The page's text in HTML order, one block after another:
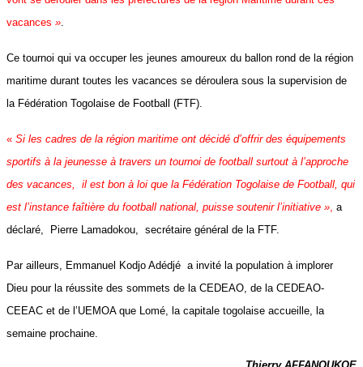
vacances »
Ce tournoi qui va occuper les jeunes amoureux du ballon rond de la région
maritime durant toutes les vacances se déroulera sous la supervision de
la Fédération Togolaise de Football (FTF).
« Si les cadres de la région maritime ont décidé d’offrir des équipements
sportifs à la jeunesse à travers un tournoi de football surtout à l’approche
des vacances, il est bon à loi que la Fédération Togolaise de Football, qui
est l’instance faîtière du football national, puisse soutenir l’initiative » a
déclaré, Pierre Lamadokou, secrétaire général de la FTF.
Par ailleurs, Emmanuel Kodjo Adédjé a invité la population à implorer
Dieu pour la réussite des sommets de la CEDEAO, de la CEDEAO-
CEEAC et de l’UEMOA que Lomé, la capitale togolaise accueille, la
semaine prochaine.